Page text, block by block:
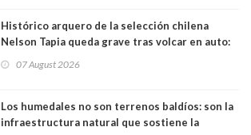
Histórico arquero de la selección chilena
Nelson Tapia queda grave tras volcar en auto:
07 August 2026
Los humedales no son terrenos baldíos: son la
infraestructura natural que sostiene la